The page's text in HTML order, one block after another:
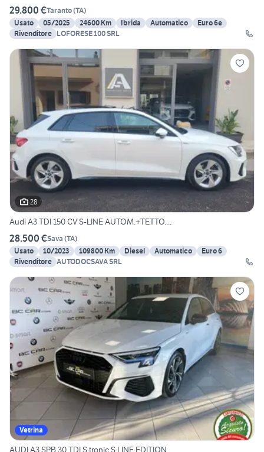
29.800 €Taranto(TA)
Usato
05/2025 24600 Km Ibrida Automatico
Euro 6e
Rivenditore LOFORESE 100 SRL
28
Audi A3 TDI 150 CV S-LINE AUTOM.+TETTO....
28.500 €Sava (TA)
Usato
10/2023 109800 Km Diesel Automatico
Euro 6
Rivenditore AUTODOCSAVA SRL
Vetrina
AUDI A3 SPB 30 TDI S tronic S LINE EDITION